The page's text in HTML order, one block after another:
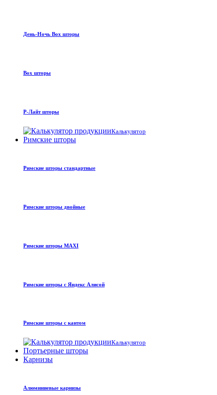
День-Ночь Box шторы
Box шторы
Р-Лайт шторы
Калькулятор
Римские шторы
Римские шторы стандартные
Римские шторы двойные
Римские шторы MAXI
Римские шторы с Яндекс Алисой
Римские шторы с кантом
Калькулятор
Портьерные шторы
Карнизы
Алюминиевые карнизы